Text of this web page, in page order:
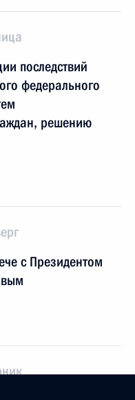
последствий
федерального
решению
с Президентом